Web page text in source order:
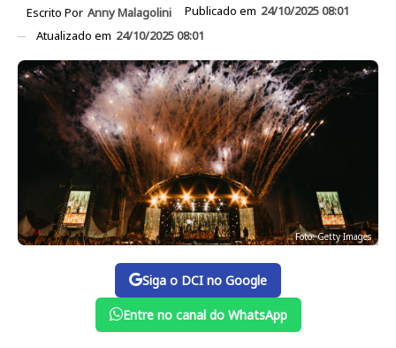
Escrito Por Anny Malagolini Publicado em 24/10/2025 08:01
Atualizado em 24/10/2025 08:01
Foto: Getty Images
Siga o DCI no Google
Entre no canal do WhatsApp